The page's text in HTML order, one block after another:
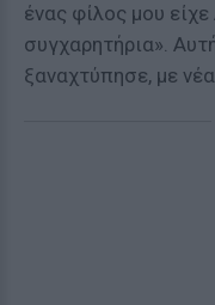
ένας φίλος μου
συγχαρητήρια».
ξαναχτύπησε, με